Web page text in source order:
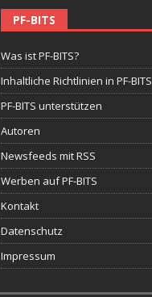
PF-BITS
Was ist PF-BITS?
Inhaltliche Richtlinien in PF-BITS
PF-BITS unterstützen
Autoren
Newsfeeds mit RSS
Werben auf PF-BITS
Kontakt
Datenschutz
Impressum